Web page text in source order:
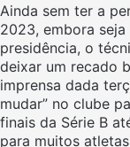
Ainda sem ter a
2023, embora
presidência, o
deixar um recado
imprensa dada
mudar” no clube
finais da Série B
para muitos